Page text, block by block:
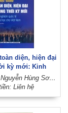
diện, hiện đại
kỳ mới: Kinh
tế và bài học cho
Nam
Tác giả: TS. Nguyễn Hùng Sơn (Chủ biên)
Liên hệ